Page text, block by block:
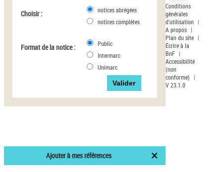
Choisir :
notices abrégées
notices complètes
Format de la notice :
Public
Intermarc
Unimarc
Ajouter à mes références
Conditions
générales
d'utilisation |
A propos |
Plan du site |
Écrire à la
BnF |
Accessibilité
(non
conforme)
|
V 23.1.0